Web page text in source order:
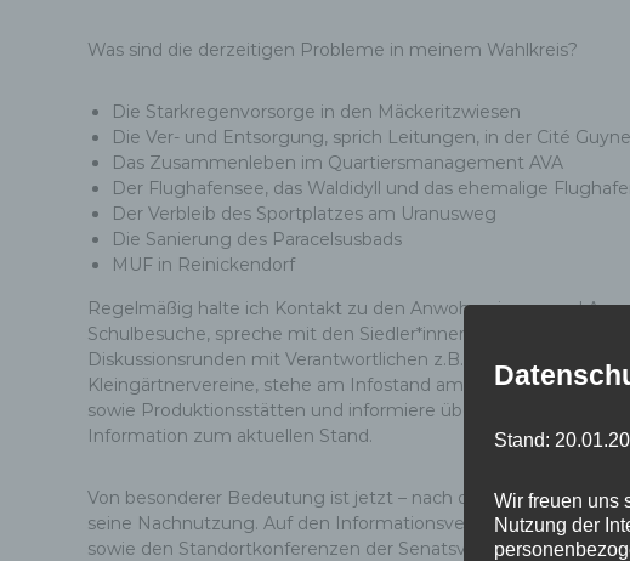
Was sind die derzeitigen Probleme in meinem Wahlkreis?
Die Starkregenvorsorge in den Mäckeritzwiesen
Die Ver- und Entsorgung, sprich Leitungen, in der Cité
Das Zusammenleben im Quartiersmanagement AVA
Der Flughafensee, das Waldidyll und das ehemalige
Der Verbleib des Sportplatzes am Uranusweg
Die Sanierung des Paracelsusbads
MUF in Reinickendorf
Regelmäßig halte ich Kontakt zu den Anwohnerinnen und
Schulbesuche, spreche mit den Siedler*innen in den
Diskussionsrunden mit Verantwortlichen z.B. in der Cité
Kleingärtnervereine, stehe am Infostand am Clou, besichtige
sowie Produktionsstätten und informiere über Postkarten mit
Information zum aktuellen Stand.
Von besonderer Bedeutung ist jetzt – nach der Schließung des
seine Nachnutzung. Auf den Informationsveranstaltungen der
sowie den Standortkonferenzen der Senatsverwaltung für
Stand:
Wir freuen uns
Nutzung der